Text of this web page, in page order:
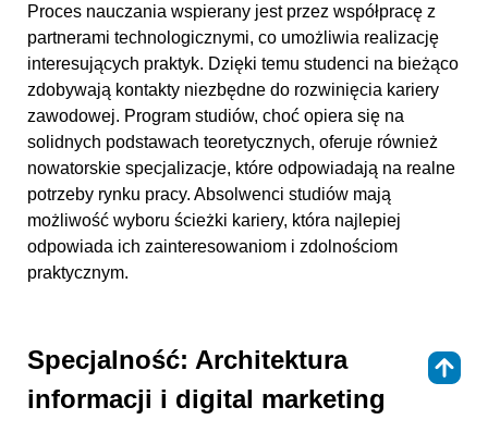
Proces nauczania wspierany jest przez współpracę z
partnerami technologicznymi, co umożliwia realizację
interesujących praktyk. Dzięki temu studenci na bieżąco
zdobywają kontakty niezbędne do rozwinięcia kariery
zawodowej. Program studiów, choć opiera się na
solidnych podstawach teoretycznych, oferuje również
nowatorskie specjalizacje, które odpowiadają na realne
potrzeby rynku pracy. Absolwenci studiów mają
możliwość wyboru ścieżki kariery, która najlepiej
odpowiada ich zainteresowaniom i zdolnościom
praktycznym.
Specjalność: Architektura
informacji i digital marketing